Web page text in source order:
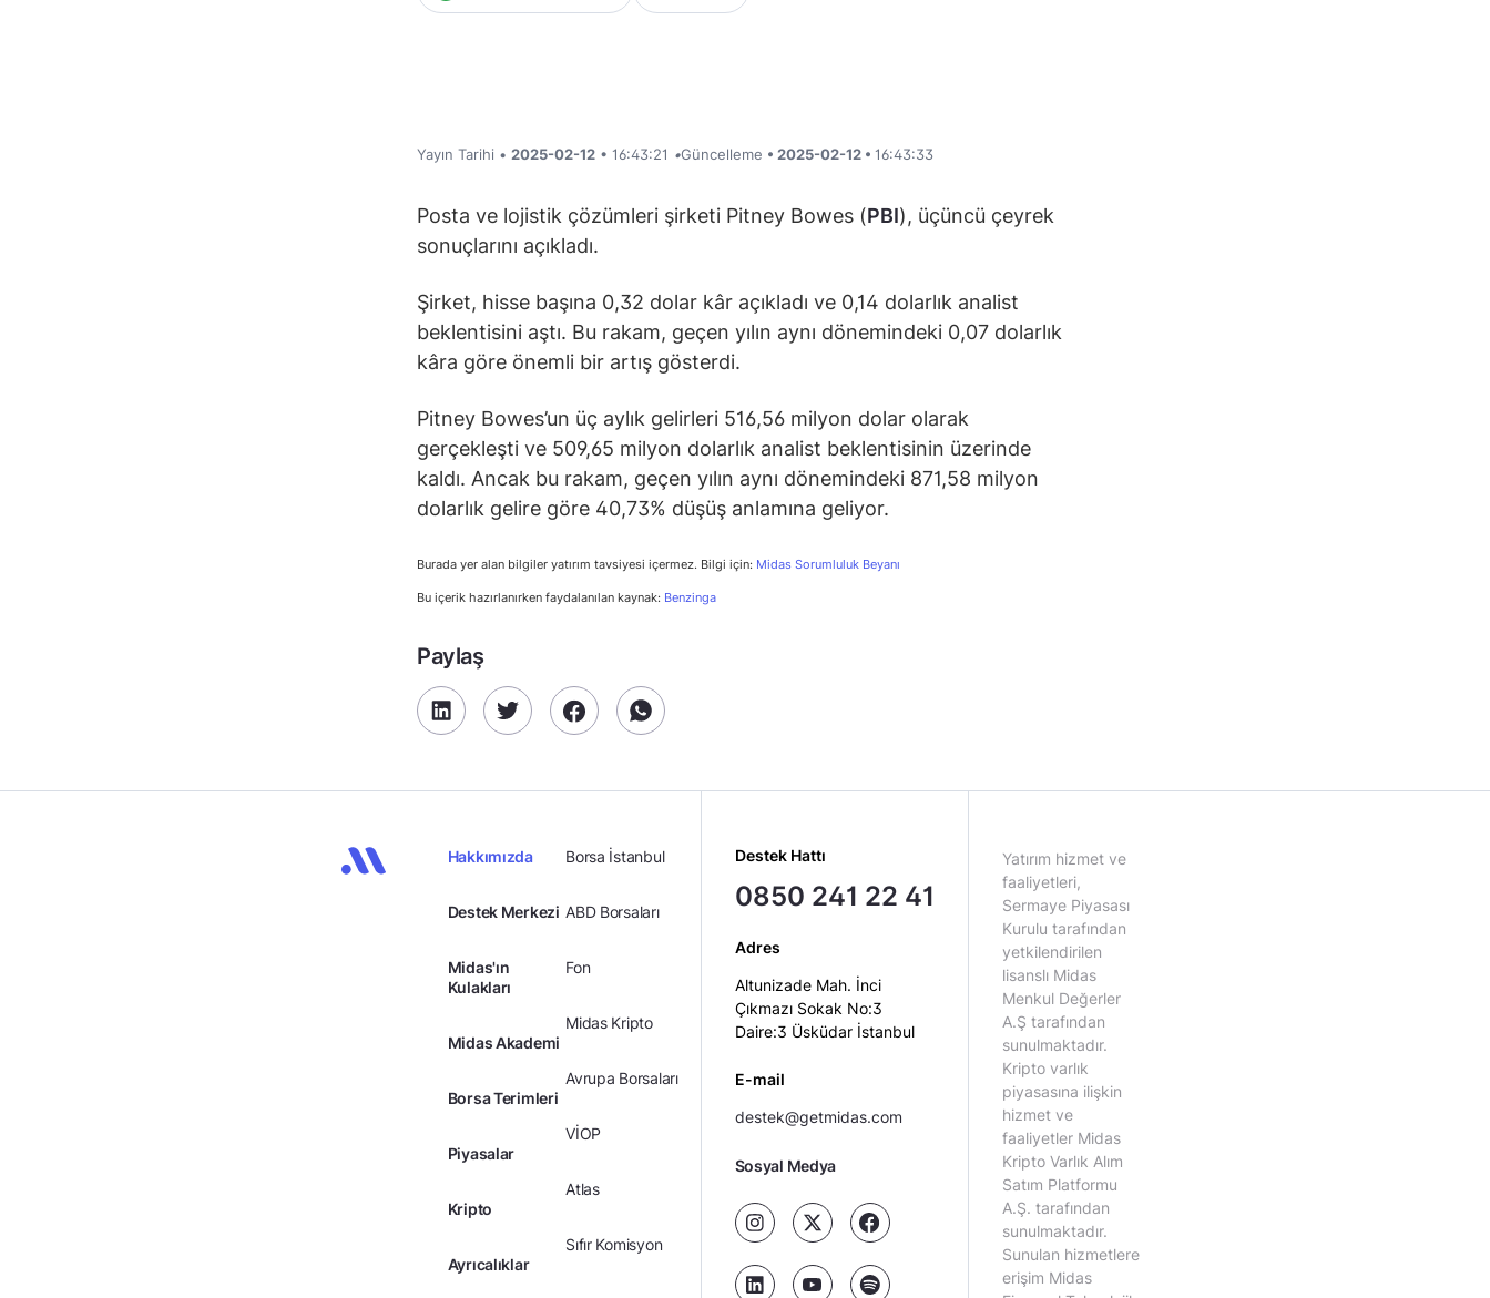
Yayın Tarihi • 2025-02-12 • 16:43:21 •Güncelleme • 2025-02-12 • 16:43:33
Posta ve lojistik çözümleri şirketi Pitney Bowes (PBI), üçüncü çeyrek
sonuçlarını açıkladı.
Şirket, hisse başına 0,32 dolar kâr açıkladı ve 0,14 dolarlık analist
beklentisini aştı. Bu rakam, geçen yılın aynı dönemindeki 0,07 dolarlık
kâra göre önemli bir artış gösterdi.
Pitney Bowes’un üç aylık gelirleri 516,56 milyon dolar olarak
gerçekleşti ve 509,65 milyon dolarlık analist beklentisinin üzerinde
kaldı. Ancak bu rakam, geçen yılın aynı dönemindeki 871,58 milyon
dolarlık gelire göre 40,73% düşüş anlamına geliyor.
Burada yer alan bilgiler yatırım tavsiyesi içermez. Bilgi için: Midas Sorumluluk Beyanı
Bu içerik hazırlanırken faydalanılan kaynak: Benzinga
Paylaş
AYGAZ